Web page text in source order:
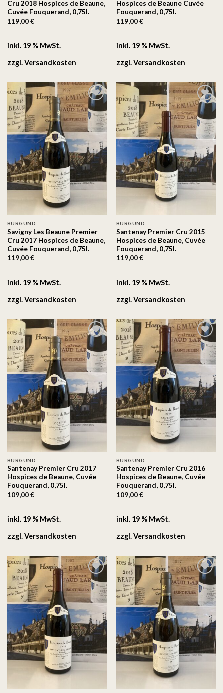
Cru 2018 Hospices de Beaune,
Cuvée Fouquerand, 0,75l.
119,00€
inkl. 19 % MwSt.
zzgl.Versandkosten
Hospices de Beaune Cuvée
Fouquerand, 0,75l.
119,00€
inkl. 19 % MwSt.
zzgl.Versandkosten
Auf
die
Wunschliste
BURGUND
Savigny Les Beaune Premier
Cru 2017 Hospices de Beaune,
Cuvée Fouquerand, 0,75l.
119,00€
inkl. 19 % MwSt.
zzgl.Versandkosten
Auf
die
Wunschliste
BURGUND
Santenay Premier Cru 2015
Hospices de Beaune, Cuvée
Fouquerand, 0,75l.
119,00€
inkl. 19 % MwSt.
zzgl.Versandkosten
Auf
die
Wunschliste
BURGUND
Santenay Premier Cru 2017
Hospices de Beaune, Cuvée
Fouquerand, 0,75l.
109,00€
inkl. 19 % MwSt.
zzgl.Versandkosten
Auf
die
BURGUND
Santenay Premier Cru 2016
Hospices de Beaune, Cuvée
Fouquerand, 0,75l.
109,00€
inkl. 19 % MwSt.
zzgl.Versandkosten
Auf
die
Wunschliste
Auf
die
Wunschliste